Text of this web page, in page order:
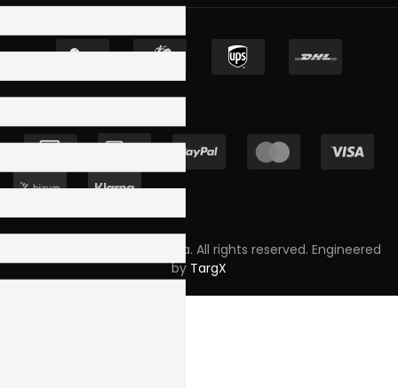
Copyright © 2023 Skpro, Lda. All rights reserved. Engineered
by TargX